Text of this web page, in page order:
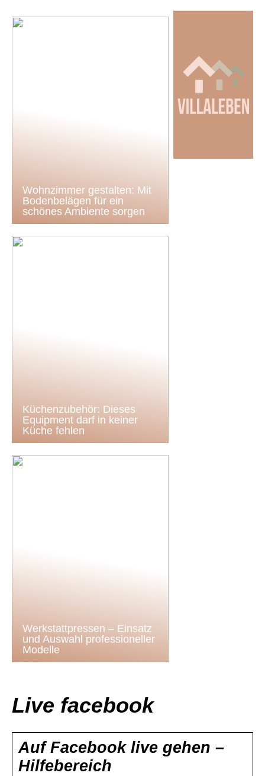
Wohnzimmer gestalten: Mit
Bodenbelägen für ein
schönes Ambiente sorgen
Küchenzubehör: Dieses
Equipment darf in keiner
Küche fehlen
Werkstattpressen – Einsatz
und Auswahl professioneller
Modelle
Live facebook
Auf Facebook live gehen –
Hilfebereich